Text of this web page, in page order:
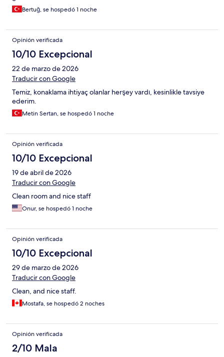
Bertuğ, se hospedó 1 noche
Opinión verificada
10/10 Excepcional
22 de marzo de 2026
Traducir con Google
Temiz, konaklama ihtiyaç olanlar herşey vardı, kesinlikle tavsiye
ederim.
Metin Sertan, se hospedó 1 noche
Opinión verificada
10/10 Excepcional
19 de abril de 2026
Traducir con Google
Clean room and nice staff
Onur, se hospedó 1 noche
Opinión verificada
10/10 Excepcional
29 de marzo de 2026
Traducir con Google
Clean, and nice staff.
Mostafa, se hospedó 2 noches
Opinión verificada
2/10 Mala